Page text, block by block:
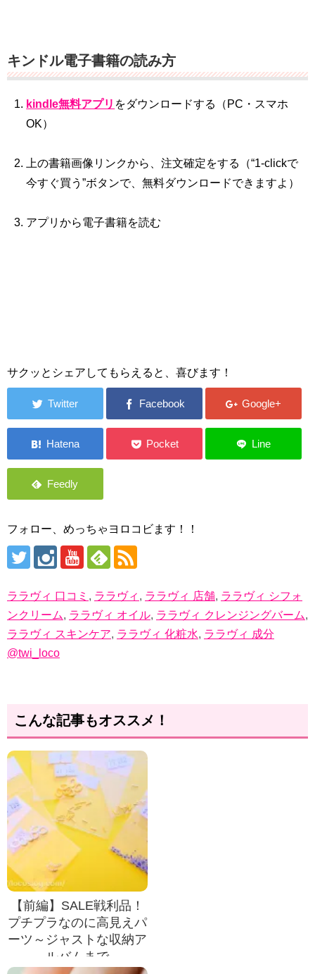
キンドル電子書籍の読み方
kindle無料アプリ をダウンロードする（PC・スマホ
OK）
上の書籍画像リンクから、注文確定をする（“1‐clickで
今すぐ買う”ボタンで、無料ダウンロードできますよ）
アプリから電子書籍を読む
サクッとシェアしてもらえると、喜びます！
フォロー、めっちゃヨロコビます！！
ララヴィ 口コミ , ララヴィ , ララヴィ 店舗, ララヴィ シフォ
ンクリーム, ララヴィ オイル, ララヴィ クレンジングバーム,
ララヴィ スキンケア, ララヴィ 化粧水, ララヴィ 成分
@twi_loco
こんな記事もオススメ！
【前編】SALE戦利品！
プチプラなのに高見えパ
ーツ～ジャストな収納ア
ルバムまで